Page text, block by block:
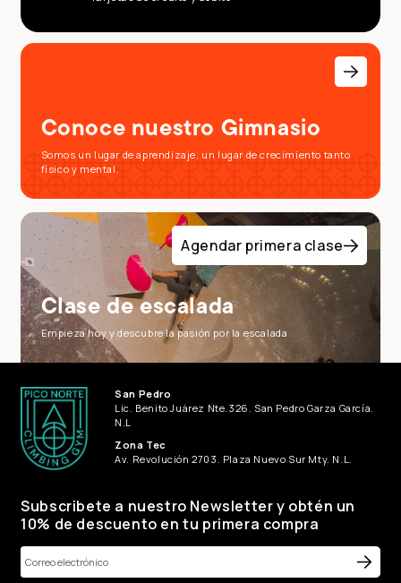
Conoce nuestro Gimnasio
Somos un lugar de aprendizaje, un lugar de crecimiento tanto
físico y mental.
Agendar primera clase
Clase de escalada
Empieza hoy y descubre la pasión por la escalada
San Pedro
Lic. Benito Juárez Nte.326. San Pedro Garza García.
N.L
Zona Tec
Av. Revolución 2703. Plaza Nuevo Sur Mty. N.L.
Subscribete a nuestro Newsletter y obtén un
10% de descuento en tu primera compra